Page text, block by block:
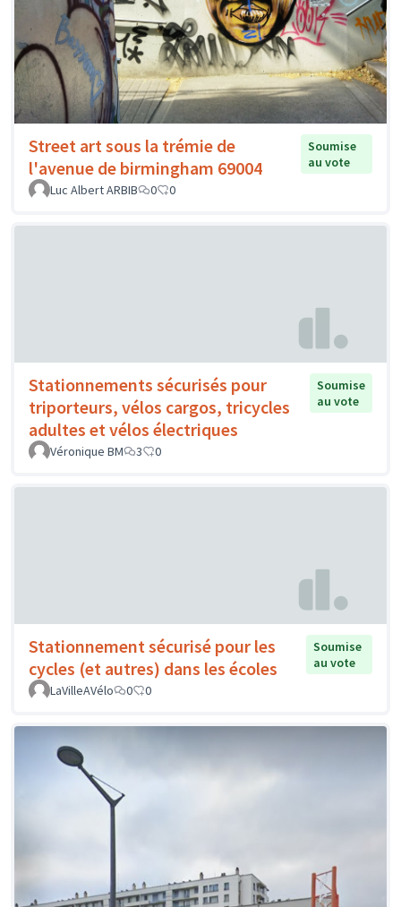
Street art sous la trémie de
l'avenue de birmingham 69004
Soumise
au vote
Luc Albert ARBIB
0 0
Stationnements sécurisés pour
triporteurs, vélos cargos, tricycles
adultes et vélos électriques
Soumise
au vote
Véronique BM 3 0
Stationnement sécurisé pour les
cycles (et autres) dans les écoles
Soumise
au vote
LaVilleAVélo
0 0